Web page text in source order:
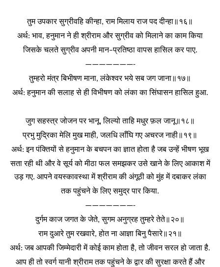
तुम उपकार सुग्रीवहि कीन्हा,राम मिलाय राज पद दीन्हा॥१६॥
अर्थ: भाव,हनुमान ने ही श्रीराम और सुग्रीव को मिलाने का काम किया
जिसके चलते सुग्रीव अपनी मान–प्रतिष्ठा वापस हासिल कर पाए.
———————-
तुम्हरो मंत्र बिभीषण माना,लंकेश्वर भये सब जग जाना॥१७॥
अर्थ:हनुमान की सलाह से ही विभीषण को लंका का सिंघासन हासिल हुआ.
जुग सहस्त्र जोजन पर भानू,लिल्यो ताहि मधुर फ़ल जानू॥१८॥
प्रभु मुद्रिका मेलि मुख माही,जलधि लाँघि गए अचरज नाही॥१९॥
अर्थ:इन पंक्तियों से हनुमान के बचपन का ज्ञात होता है जब उन्हें भीषण भूख
सता रही थी और वे सूर्य को मीठा फल समझकर उसे खाने के लिए आकाश में
उड़ गए. आपने वयस्कावस्था में श्रीराम की अंगूठी को मुंह में दबाकर लंका
तक पहुंचने के लिए समुद्र पार किया.
———————-
दुर्गम काज जगत के जेते,सुगम अनुग्रह तुम्हरे तेते॥२०॥
राम दुआरे तुम रखवारे,होत ना आज्ञा बिनु पैसारे॥२१॥
अर्थ:जब आपकी जिम्मेदारी में कोई काम होता है,तो जीवन सरल हो जाता है.
आप ही तो स्वर्ग यानी श्रीराम तक पहुंचने के द्वार की सुरक्षा करते हैं और